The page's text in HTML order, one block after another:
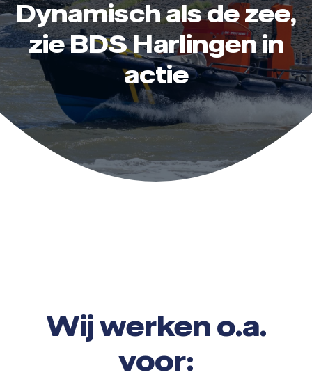
8
9
Dynamisch als de zee,
zie BDS Harlingen in
actie
Wij werken o.a.
voor: